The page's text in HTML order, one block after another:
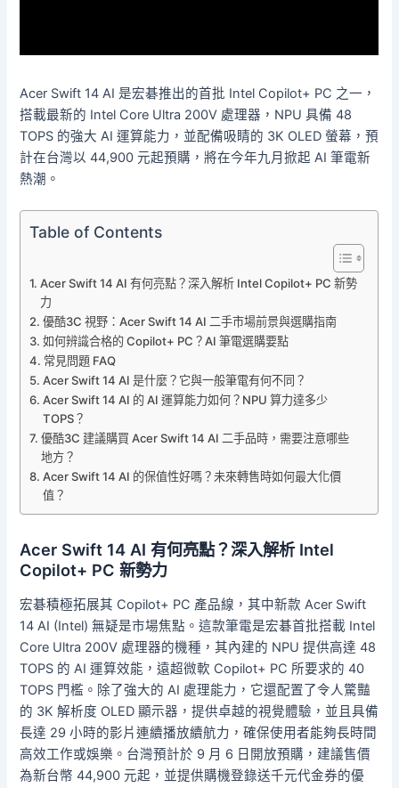
Acer Swift 14 AI 是宏碁推出的首批 Intel Copilot+ PC 之一，
搭載最新的 Intel Core Ultra 200V 處理器，NPU 具備 48
TOPS 的強大 AI 運算能力，並配備吸睛的 3K OLED 螢幕，預
計在台灣以 44,900 元起預購，將在今年九月掀起 AI 筆電新
熱潮。
Table of Contents
Acer Swift 14 AI 有何亮點？深入解析 Intel Copilot+ PC 新勢
力
優酷3C 視野：Acer Swift 14 AI 二手市場前景與選購指南
如何辨識合格的 Copilot+ PC？AI 筆電選購要點
常見問題 FAQ
Acer Swift 14 AI 是什麼？它與一般筆電有何不同？
Acer Swift 14 AI 的 AI 運算能力如何？NPU 算力達多少
TOPS？
優酷3C 建議購買 Acer Swift 14 AI 二手品時，需要注意哪些
地方？
Acer Swift 14 AI 的保值性好嗎？未來轉售時如何最大化價
值？
Acer Swift 14 AI 有何亮點？深入解析 Intel
Copilot+ PC 新勢力
宏碁積極拓展其 Copilot+ PC 產品線，其中新款 Acer Swift
14 AI (Intel) 無疑是市場焦點。這款筆電是宏碁首批搭載 Intel
Core Ultra 200V 處理器的機種，其內建的 NPU 提供高達 48
TOPS 的 AI 運算效能，遠超微軟 Copilot+ PC 所要求的 40
TOPS 門檻。除了強大的 AI 處理能力，它還配置了令人驚豔
的 3K 解析度 OLED 顯示器，提供卓越的視覺體驗，並且具備
長達 29 小時的影片連續播放續航力，確保使用者能夠長時間
高效工作或娛樂。台灣預計於 9 月 6 日開放預購，建議售價
為新台幣 44,900 元起，並提供購機登錄送千元代金券的優